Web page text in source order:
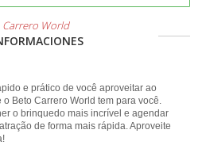
Carrero World
e prático de você aproveitar ao
Beto Carrero World tem para você.
o brinquedo mais incrível e agendar
de forma mais rápida. Aproveite